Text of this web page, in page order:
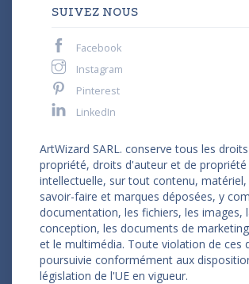
SUIVEZ NOUS
Facebook
Instagram
Pinterest
LinkedIn
ArtWizard SARL. conserve tous les
propriété, droits d'auteur et de propriété
intellectuelle, sur tout contenu, matériel,
savoir-faire et marques déposées, y
documentation, les fichiers, les images,
conception, les documents de
et le multimédia. Toute violation de ces
poursuivie conformément aux
législation de l'UE en vigueur.